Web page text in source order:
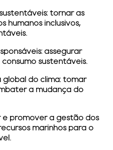
tornar as
humanos inclusivos,
assegurar
sustentáveis.
global do clima: tomar
a mudança do
e promover a gestão dos
marinhos para o